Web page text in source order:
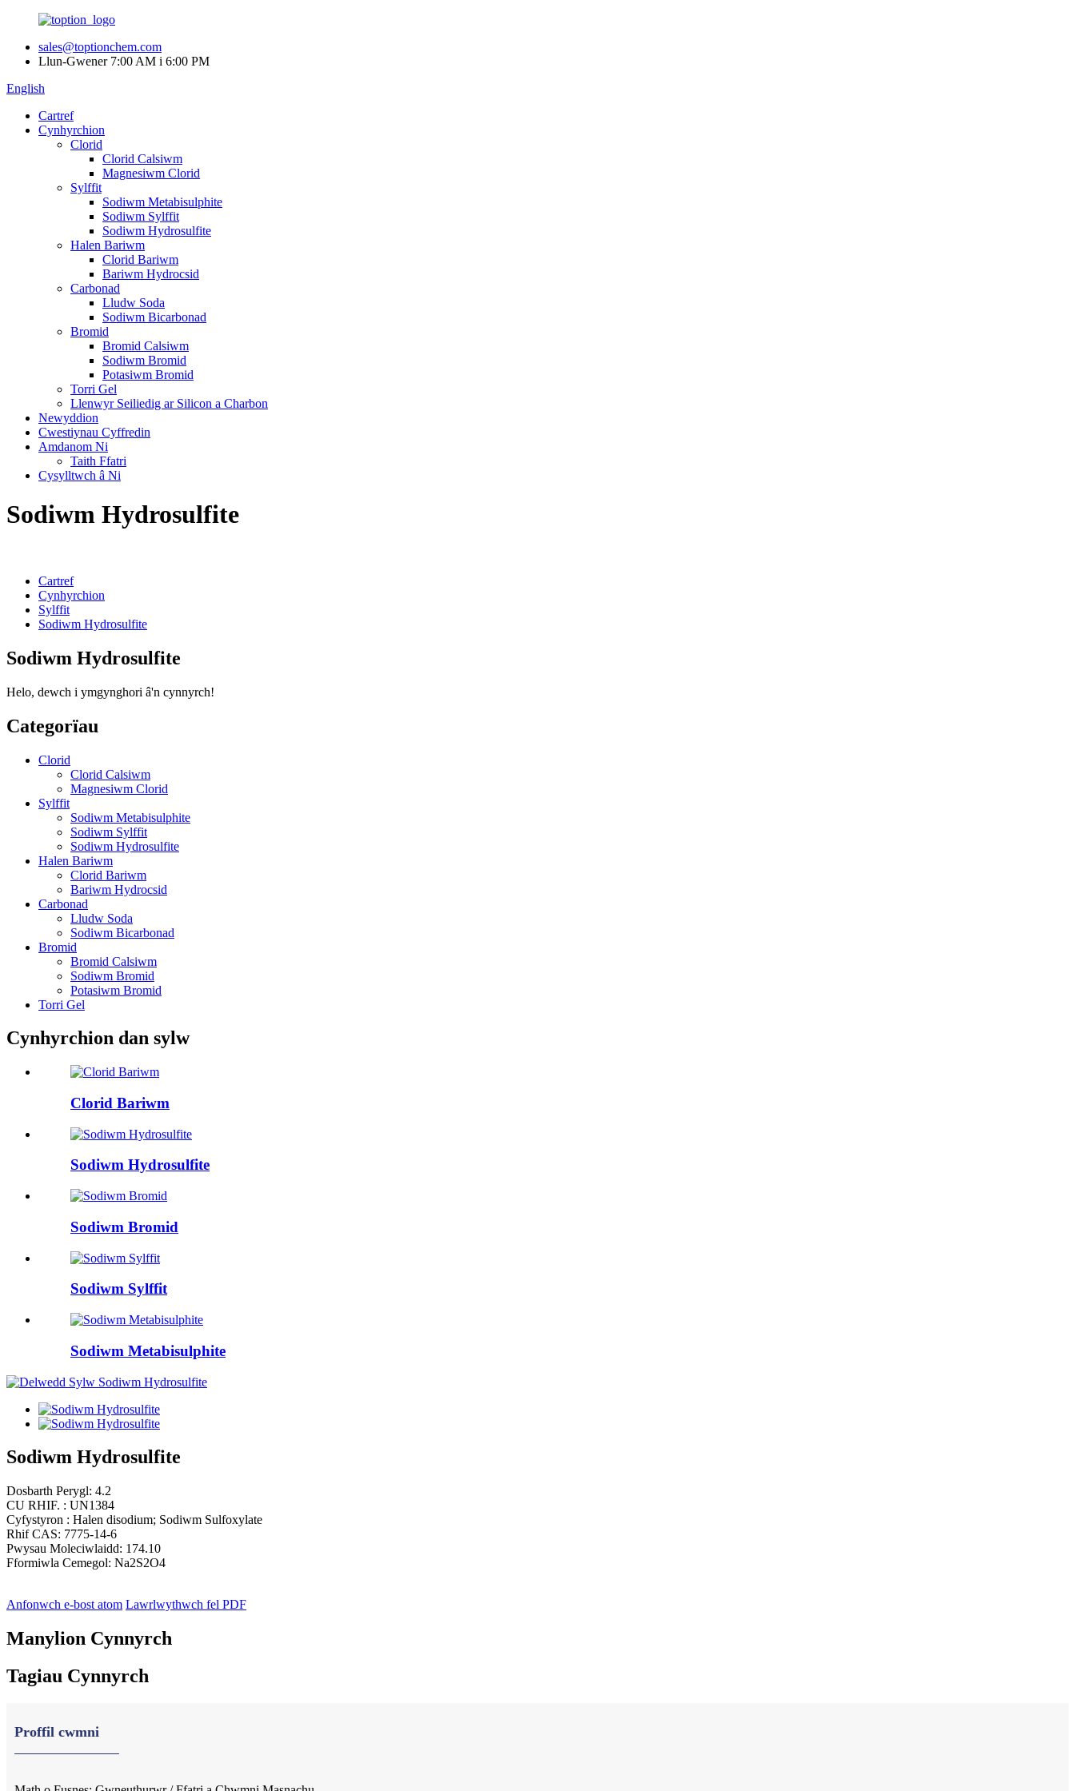
sales@toptionchem.com
Llun-Gwener 7:00 AM i 6:00 PM
English
Cartref
Cynhyrchion
Clorid
Clorid Calsiwm
Magnesiwm Clorid
Sylffit
Sodiwm Metabisulphite
Sodiwm Sylffit
Sodiwm Hydrosulfite
Halen Bariwm
Clorid Bariwm
Bariwm Hydrocsid
Carbonad
Lludw Soda
Sodiwm Bicarbonad
Bromid
Bromid Calsiwm
Sodiwm Bromid
Potasiwm Bromid
Torri Gel
Llenwyr Seiliedig ar Silicon a Charbon
Newyddion
Cwestiynau Cyffredin
Amdanom Ni
Taith Ffatri
Cysylltwch â Ni
Sodiwm Hydrosulfite
Cartref
Cynhyrchion
Sylffit
Sodiwm Hydrosulfite
Sodiwm Hydrosulfite
Helo, dewch i ymgynghori â'n cynnyrch!
Categorïau
Clorid
Clorid Calsiwm
Magnesiwm Clorid
Sylffit
Sodiwm Metabisulphite
Sodiwm Sylffit
Sodiwm Hydrosulfite
Halen Bariwm
Clorid Bariwm
Bariwm Hydrocsid
Carbonad
Lludw Soda
Sodiwm Bicarbonad
Bromid
Bromid Calsiwm
Sodiwm Bromid
Potasiwm Bromid
Torri Gel
Cynhyrchion dan sylw
Clorid Bariwm
Sodiwm Hydrosulfite
Sodiwm Bromid
Sodiwm Sylffit
Sodiwm Metabisulphite
Sodiwm Hydrosulfite
Dosbarth Perygl: 4.2
CU RHIF. : UN1384
Cyfystyron : Halen disodium; Sodiwm Sulfoxylate
Rhif CAS: 7775-14-6
Pwysau Moleciwlaidd: 174.10
Fformiwla Cemegol: Na2S2O4
Anfonwch e-bost atom Lawrlwythwch fel PDF
Manylion Cynnyrch
Tagiau Cynnyrch
Proffil cwmni